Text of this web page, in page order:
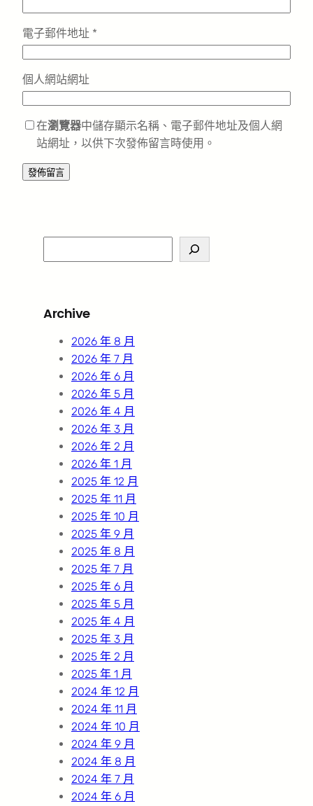
電子郵件地址 *
個人網站網址
在瀏覽器中儲存顯示名稱、電子郵件地址及個人網
站網址，以供下次發佈留言時使用。
e
c
Archive
2026 年 8 月
2026 年 7 月
2026 年 6 月
2026 年 5 月
2026 年 4 月
2026 年 3 月
2026 年 2 月
2026 年 1 月
2025 年 12 月
2025 年 11 月
2025 年 10 月
2025 年 9 月
2025 年 8 月
2025 年 7 月
2025 年 6 月
2025 年 5 月
2025 年 4 月
2025 年 3 月
2025 年 2 月
2025 年 1 月
2024 年 12 月
2024 年 11 月
2024 年 10 月
2024 年 9 月
2024 年 8 月
2024 年 7 月
2024 年 6 月